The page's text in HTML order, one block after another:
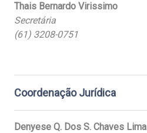
Thais Bernardo Virissimo
Secretária
(61) 3208-0751
Coordenação Jurídica
Denyese Q. Dos S. Chaves Lima